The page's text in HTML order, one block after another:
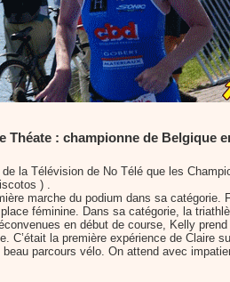
Théate : championne de Belgique
la Télévision de No Télé que les
) .
marche du podium dans sa
féminine. Dans sa catégorie, la
en début de course, Kelly
C’était la première expérience de Claire
parcours vélo. On attend avec